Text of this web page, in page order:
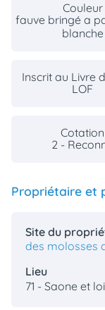
Couleur
fauve bringé a
blanche
Inscrit au Livre
LOF
Cotation
2 -
Propriétaire et
Site du
des molosses
Lieu
71 - Saone et